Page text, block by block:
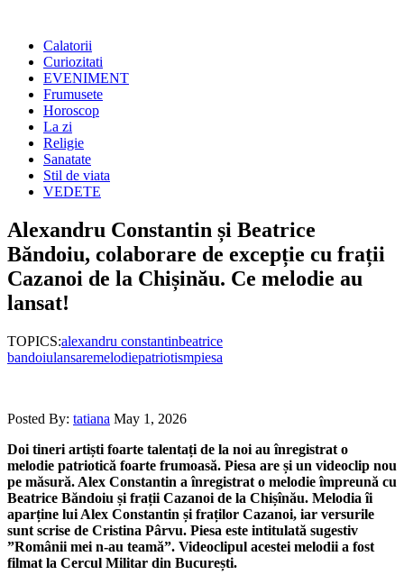
Calatorii
Curiozitati
EVENIMENT
Frumusete
Horoscop
La zi
Religie
Sanatate
Stil de viata
VEDETE
Alexandru Constantin și Beatrice
Băndoiu, colaborare de excepție cu frații
Cazanoi de la Chișinău. Ce melodie au
lansat!
TOPICS:alexandru constantinbeatrice
bandoiulansaremelodiepatriotismpiesa
Posted By: tatiana May 1, 2026
Doi tineri artiști foarte talentați de la noi au înregistrat o
melodie patriotică foarte frumoasă. Piesa are și un videoclip nou
pe măsură. Alex Constantin a înregistrat o melodie împreună cu
Beatrice Băndoiu și frații Cazanoi de la Chișînău. Melodia îi
aparține lui Alex Constantin și fraților Cazanoi, iar versurile
sunt scrise de Cristina Pârvu. Piesa este intitulată sugestiv
”Românii mei n-au teamă”. Videoclipul acestei melodii a fost
filmat la Cercul Militar din București.